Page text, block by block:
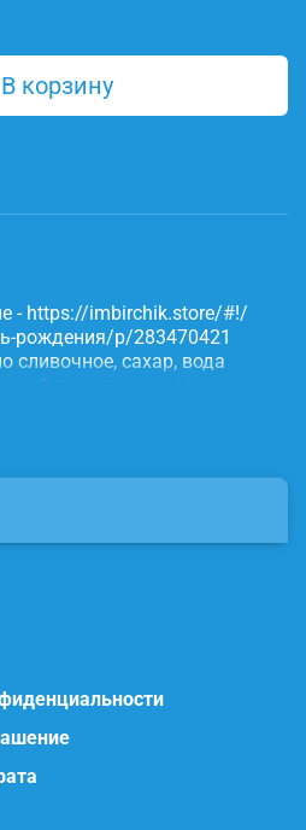
В корзину
- https://imbirchik.store/#!/
рождения/p/283470421
сливочное, сахар, вода
имбирь, корица, сода,